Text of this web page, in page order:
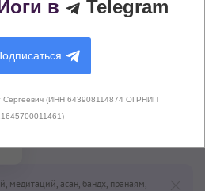
медитаций, асан, бандх, пранаям,
в Telegram
(ИНН 643908114874 ОГРНИП